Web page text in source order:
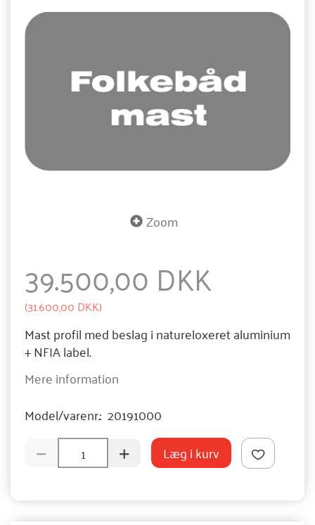
Zoom
39.500,00 DKK
(31.600,00 DKK)
Mast profil med beslag i natureloxeret aluminium
+ NFIA label.
Mere information
Model/varenr.: 20191000
Læg i kurv